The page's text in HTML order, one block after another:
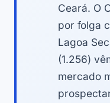
Ceará. O
por folga
Lagoa
(1.256)
mercado